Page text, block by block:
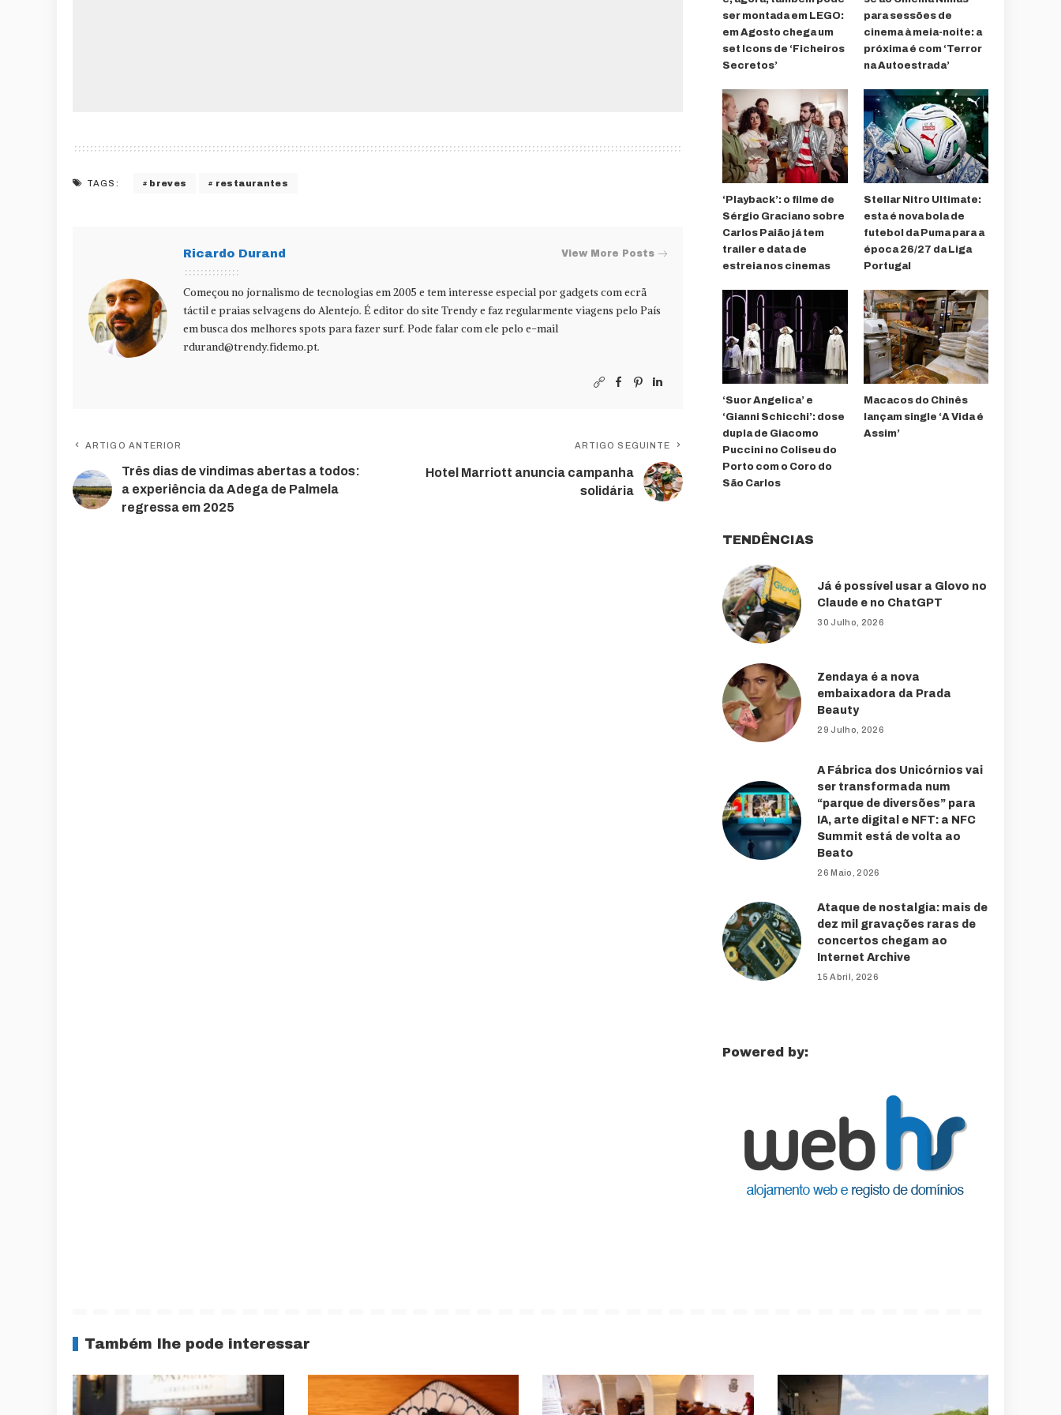
TAGS: breves restaurantes
Ricardo Durand View More Posts
Começou no jornalismo de tecnologias em 2005 e tem interesse especial por gadgets com ecrã
táctil e praias selvagens do Alentejo. É editor do site Trendy e faz regularmente viagens pelo País
em busca dos melhores spots para fazer surf. Pode falar com ele pelo e-mail
rdurand@trendy.fidemo.pt.
ARTIGO ANTERIOR
Três dias de vindimas abertas a todos:
a experiência da Adega de Palmela
regressa em 2025
ARTIGO SEGUINTE
Hotel Marriott anuncia campanha
solidária
ser montada em LEGO:
em Agosto chega um
set Icons de ‘Ficheiros
Secretos’
para sessões de
cinema à meia-noite: a
próxima é com ‘Terror
na Autoestrada’
‘Playback’: o filme de
Sérgio Graciano sobre
Carlos Paião já tem
trailer e data de
estreia nos cinemas
Stellar Nitro Ultimate:
esta é nova bola de
futebol da Puma para a
época 26/27 da Liga
Portugal
‘Suor Angelica’ e
‘Gianni Schicchi’: dose
dupla de Giacomo
Puccini no Coliseu do
Porto com o Coro do
São Carlos
Macacos do Chinês
lançam single ‘A Vida é
Assim’
TENDÊNCIAS
Já é possível usar a Glovo no
Claude e no ChatGPT
30 Julho, 2026
Zendaya é a nova
embaixadora da Prada
Beauty
29 Julho, 2026
A Fábrica dos Unicórnios vai
ser transformada num
“parque de diversões” para
IA, arte digital e NFT: a NFC
Summit está de volta ao
Beato
26 Maio, 2026
Ataque de nostalgia: mais de
dez mil gravações raras de
concertos chegam ao
Internet Archive
15 Abril, 2026
Powered by:
Também lhe pode interessar